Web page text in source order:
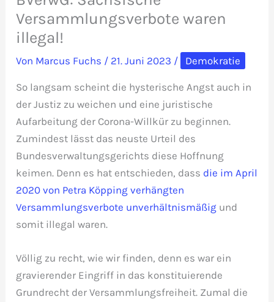
Versammlungsverbote waren
illegal!
Von Marcus Fuchs / 21. Juni 2023 / Demokratie
So langsam scheint die hysterische Angst auch in
der Justiz zu weichen und eine juristische
Aufarbeitung der Corona-Willkür zu beginnen.
Zumindest lässt das neuste Urteil des
Bundesverwaltungsgerichts diese Hoffnung
keimen. Denn es hat entschieden, dass die im April
2020 von Petra Köpping verhängten
Versammlungsverbote unverhältnismäßig und
somit illegal waren.
Völlig zu recht, wie wir finden, denn es war ein
gravierender Eingriff in das konstituierende
Grundrecht der Versammlungsfreiheit. Zumal die